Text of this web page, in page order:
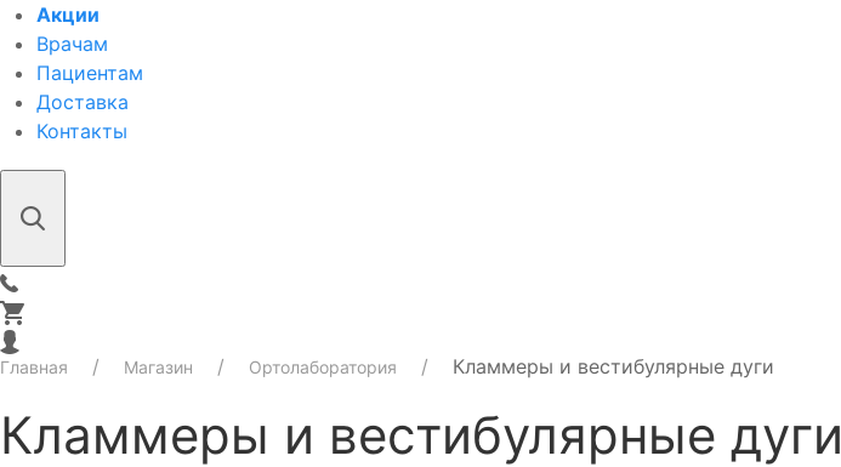
Акции
Врачам
Пациентам
Доставка
Контакты
Главная Магазин Ортолаборатория Кламмеры и вестибулярные дуги
Кламмеры и вестибулярные дуги